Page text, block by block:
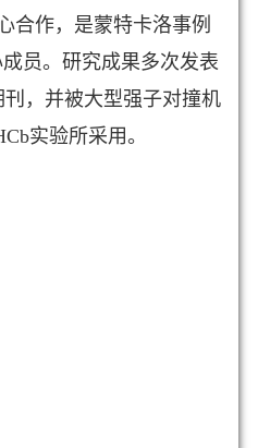
合作，是蒙特卡洛事例
员。研究成果多次发表
刊，并被大型强子对撞机
实验所采用。